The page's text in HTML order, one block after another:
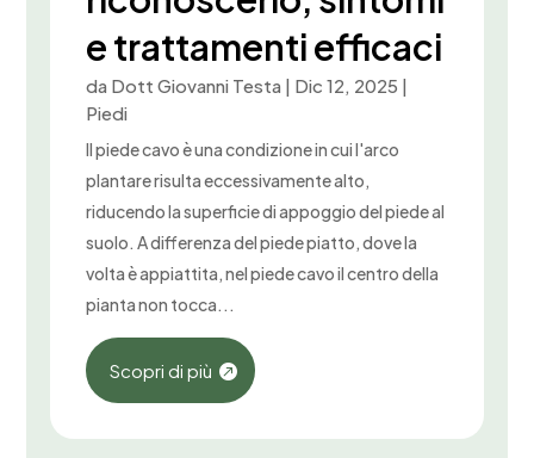
e trattamenti efficaci
da Dott Giovanni Testa | Dic 12, 2025 |
Piedi
Il piede cavo è una condizione in cui l'arco
plantare risulta eccessivamente alto,
riducendo la superficie di appoggio del piede al
suolo. A differenza del piede piatto, dove la
volta è appiattita, nel piede cavo il centro della
pianta non tocca...
Scopri di più